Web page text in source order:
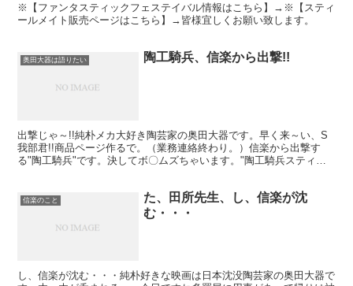
※【ファンタスティックフェステイバル情報はこちら】→※【スティ
ールメイト販売ページはこちら】→皆様宜しくお願い致します。
奥田大器は語りたい 陶工騎兵、信楽から出撃!!
出撃じゃ～!!純朴メカ大好き陶芸家の奥田大器です。早く来～い、S
我部君!!商品ページ作るで。（業務連絡終わり。）信楽から出撃す
る"陶工騎兵"です。決してボ〇ムズちゃいます。"陶工騎兵スティー
信楽のこと
た、田所先生、し、信楽が沈
む・・・
し、信楽が沈む・・・純朴好きな映画は日本沈没陶芸家の奥田大器で